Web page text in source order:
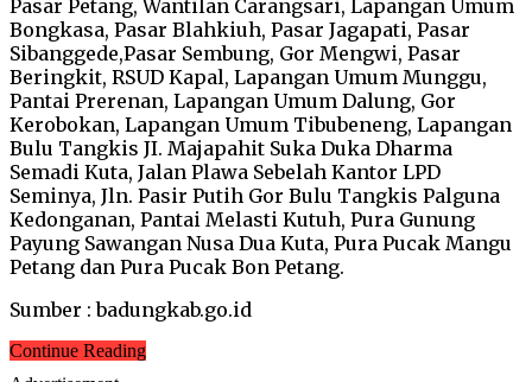
Pasar Petang, Wantilan Carangsari, Lapangan Umum
Bongkasa, Pasar Blahkiuh, Pasar Jagapati, Pasar
Sibanggede,Pasar Sembung, Gor Mengwi, Pasar
Beringkit, RSUD Kapal, Lapangan Umum Munggu,
Pantai Prerenan, Lapangan Umum Dalung, Gor
Kerobokan, Lapangan Umum Tibubeneng, Lapangan
Bulu Tangkis JI. Majapahit Suka Duka Dharma
Semadi Kuta, Jalan Plawa Sebelah Kantor LPD
Seminya, Jln. Pasir Putih Gor Bulu Tangkis Palguna
Kedonganan, Pantai Melasti Kutuh, Pura Gunung
Payung Sawangan Nusa Dua Kuta, Pura Pucak Mangu
Petang dan Pura Pucak Bon Petang.
Sumber : badungkab.go.id
Continue Reading